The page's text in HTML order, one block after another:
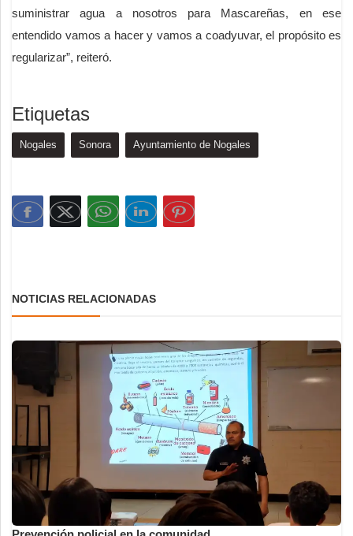
suministrar agua a nosotros para Mascareñas, en ese
entendido vamos a hacer y vamos a coadyuvar, el propósito es
regularizar”, reiteró.
Etiquetas
Nogales Sonora Ayuntamiento de Nogales
NOTICIAS RELACIONADAS